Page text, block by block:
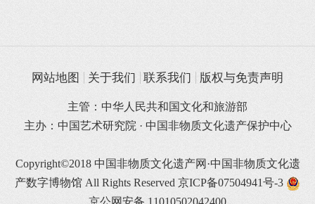
网站地图 关于我们 联系我们 版权与免责声明
主管：中华人民共和国文化和旅游部
主办：中国艺术研究院 · 中国非物质文化遗产保护中心
Copyright©2018 中国非物质文化遗产网·中国非物质文化遗
产数字博物馆 All Rights Reserved 京ICP备07504941号-3
京公网安备 11010502042400